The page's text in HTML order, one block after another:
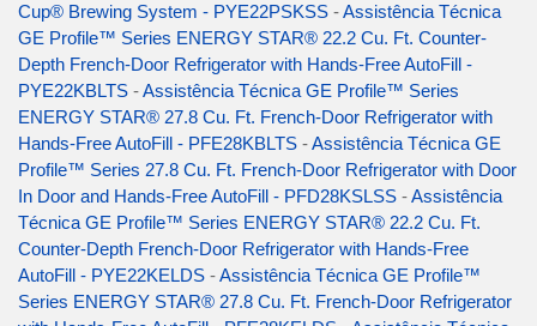
Cup® Brewing System - PYE22PSKSS -Assistência Técnica
GE Profile™ Series ENERGY STAR® 22.2 Cu. Ft. Counter-
Depth French-Door Refrigerator with Hands-Free AutoFill -
PYE22KBLTS -Assistência Técnica GE Profile™ Series
ENERGY STAR® 27.8 Cu. Ft. French-Door Refrigerator with
Hands-Free AutoFill - PFE28KBLTS -Assistência Técnica GE
Profile™ Series 27.8 Cu. Ft. French-Door Refrigerator with Door
In Door and Hands-Free AutoFill - PFD28KSLSS -Assistência
Técnica GE Profile™ Series ENERGY STAR® 22.2 Cu. Ft.
Counter-Depth French-Door Refrigerator with Hands-Free
AutoFill - PYE22KELDS -Assistência Técnica GE Profile™
Series ENERGY STAR® 27.8 Cu. Ft. French-Door Refrigerator